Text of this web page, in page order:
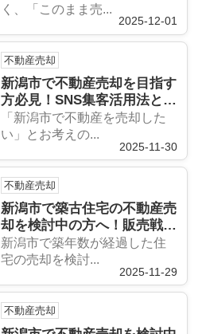
く、「このまま売...
2025-12-01
不動産売却
新潟市で不動産売却を目指す
方必見！SNS集客活用法と運
用のコツをご紹介
「新潟市で不動産を売却した
い」とお考えの...
2025-11-30
不動産売却
新潟市で築古住宅の不動産売
却を検討中の方へ！販売戦略
のポイントと流れを紹介
新潟市で築年数が経過した住
宅の売却を検討...
2025-11-29
不動産売却